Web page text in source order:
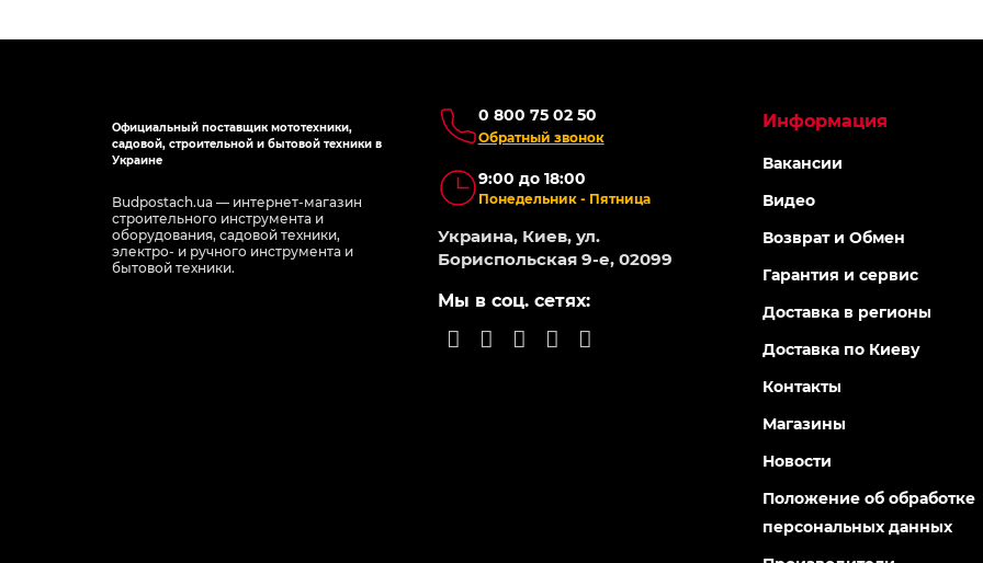
Официальный поставщик мототехники,
садовой, строительной и бытовой техники в
Украине
Budpostach.ua — интернет-магазин
строительного инструмента и
оборудования, садовой техники,
электро- и ручного инструмента и
бытовой техники.
0 800 75 02 50
Обратный звонок
9:00 до 18:00
Понедельник - Пятница
Украина, Киев, ул.
Бориспольская 9-е, 02099
Мы в соц. сетях:
Информация
Вакансии
Видео
Возврат и Обмен
Гарантия и сервис
Доставка в регионы
Доставка по Киеву
Контакты
Магазины
Новости
Положение об обработке
персональных данных